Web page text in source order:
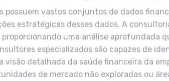
possuem vastos conjuntos de dados
estratégicas desses dados. A
proporcionando uma análise aprofundada
especializados são capazes de
visão detalhada da saúde financeira da
de mercado não exploradas ou